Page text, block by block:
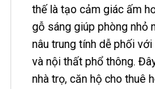
thế là tạo cảm giác ấm
gỗ sáng giúp phòng nhỏ
nâu trung tính dễ phối
và nội thất phổ thông.
nhà trọ, căn hộ cho thuê